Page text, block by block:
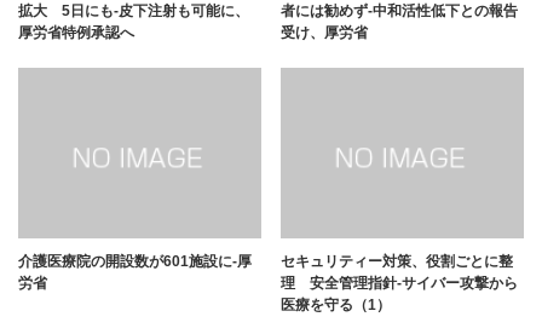
拡大 5日にも-皮下注射も可能に、
厚労省特例承認へ
者には勧めず-中和活性低下との報告
受け、厚労省
介護医療院の開設数が601施設に-厚
労省
セキュリティー対策、役割ごとに整
理 安全管理指針-サイバー攻撃から
医療を守る（1）